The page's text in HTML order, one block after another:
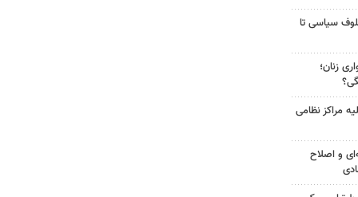
سیاسی تا
زنان؛
مراکز نظامی
و اصلاح